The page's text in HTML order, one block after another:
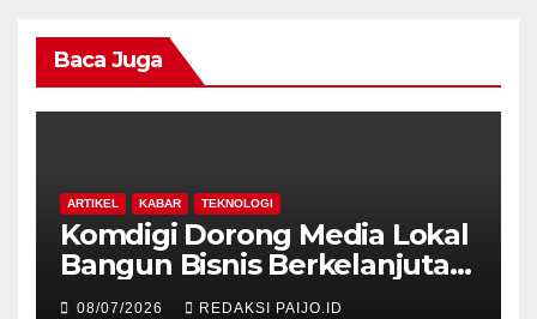
Baca Juga
ARTIKEL KABAR TEKNOLOGI
Komdigi Dorong Media Lokal
Bangun Bisnis Berkelanjutan
di Era Digital
08/07/2026 REDAKSI PAIJO.ID